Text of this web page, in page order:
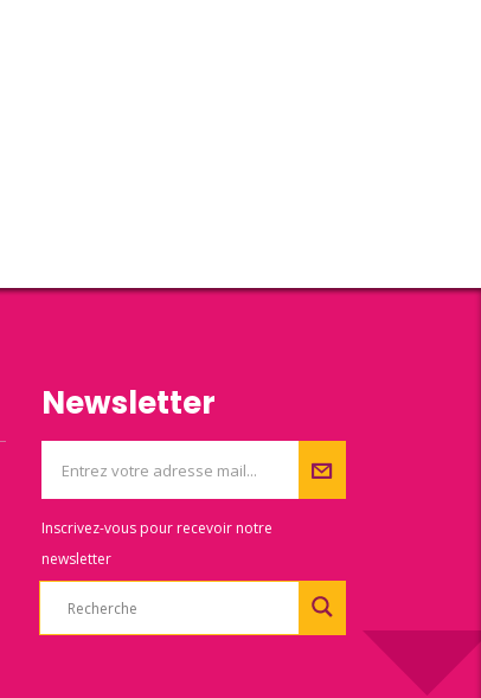
Newsletter
Inscrivez-vous pour recevoir notre
newsletter